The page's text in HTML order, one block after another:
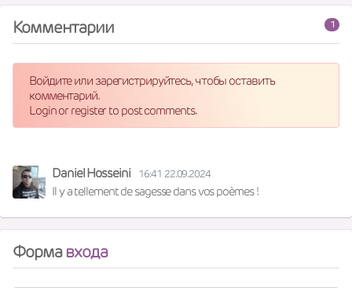
1
Комментарии
Войдите или зарегистрируйтесь, чтобы оставить
комментарий.
Login or register to post comments.
Daniel Hosseini 16:41 22.09.2024
Il y a tellement de sagesse dans vos poèmes !
Формавхода